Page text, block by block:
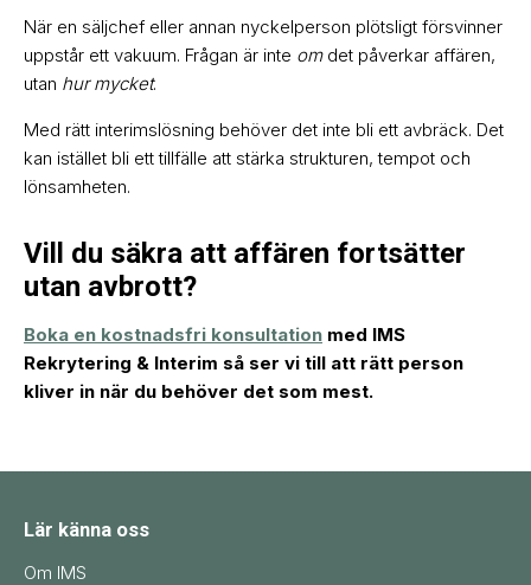
När en säljchef eller annan nyckelperson plötsligt försvinner
uppstår ett vakuum. Frågan är inte omdet påverkar affären,
utan hur mycket.
Med rätt interimslösning behöver det inte bli ett avbräck. Det
kan istället bli ett tillfälle att stärka strukturen, tempot och
lönsamheten.
Vill du säkra att affären fortsätter
utan avbrott?
Boka en kostnadsfri konsultation med IMS
Rekrytering & Interim så ser vi till att rätt person
kliver in när du behöver det som mest.
Lär känna oss
Om IMS